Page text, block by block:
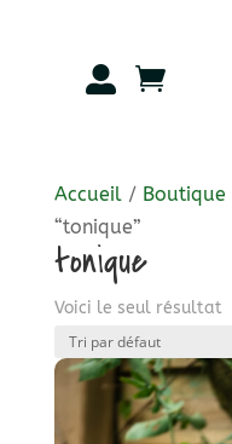
 
Accueil/ Boutique
“tonique”
tonique
Voici le seul résultat